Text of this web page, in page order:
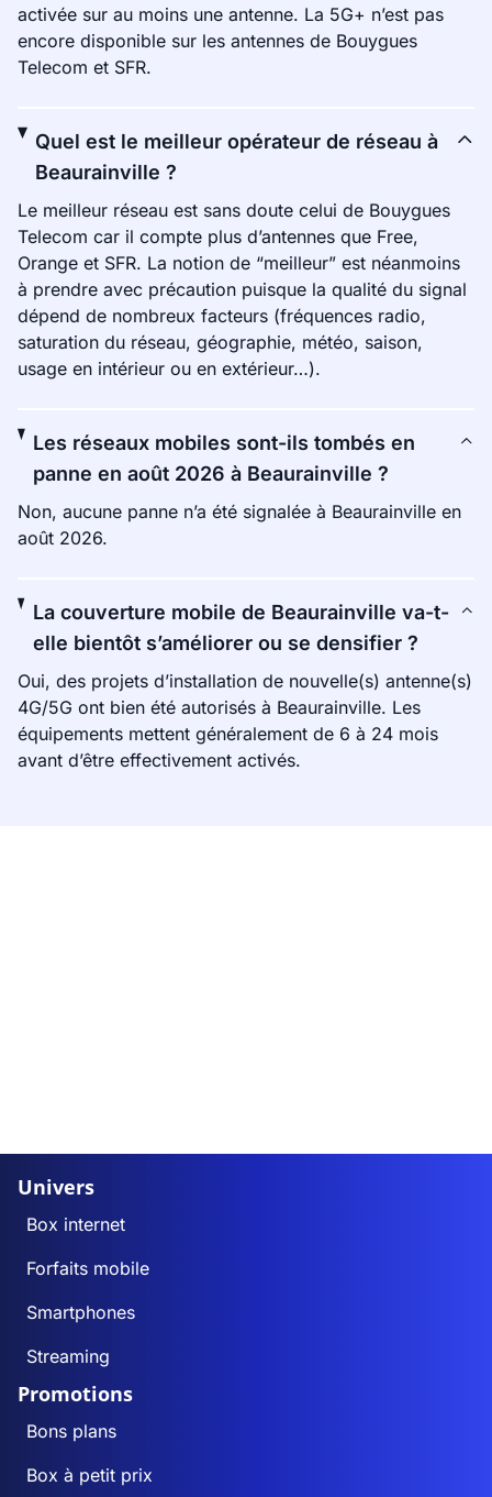
activée sur au moins une antenne. La 5G+ n’est pas
encore disponible sur les antennes de Bouygues
Telecom et SFR.
Quel est le meilleur opérateur de réseau à
Beaurainville ?
Le meilleur réseau est sans doute celui de Bouygues
Telecom car il compte plus d’antennes que Free,
Orange et SFR. La notion de “meilleur” est néanmoins
à prendre avec précaution puisque la qualité du signal
dépend de nombreux facteurs (fréquences radio,
saturation du réseau, géographie, météo, saison,
usage en intérieur ou en extérieur…).
Les réseaux mobiles sont-ils tombés en
panne en août 2026 à Beaurainville ?
Non, aucune panne n’a été signalée à Beaurainville en
août 2026.
La couverture mobile de Beaurainville va-t-
elle bientôt s’améliorer ou se densifier ?
Oui, des projets d’installation de nouvelle(s) antenne(s)
4G/5G ont bien été autorisés à Beaurainville. Les
équipements mettent généralement de 6 à 24 mois
avant d’être effectivement activés.
Univers
Box internet
Forfaits mobile
Smartphones
Streaming
Promotions
Bons plans
Box à petit prix